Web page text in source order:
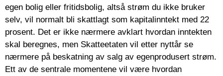
egen bolig eller fritidsbolig, altså strøm du ikke bruker
selv, vil normalt bli skattlagt som kapitalinntekt med 22
prosent. Det er ikke nærmere avklart hvordan inntekten
skal beregnes, men Skatteetaten vil etter nyttår se
nærmere på beskatning av salg av egenprodusert strøm.
Ett av de sentrale momentene vil være hvordan